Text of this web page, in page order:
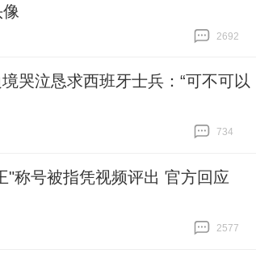
2692
哭泣恳求西班牙士兵：“可不可以
734
"称号被指凭视频评出 官方回应
2577